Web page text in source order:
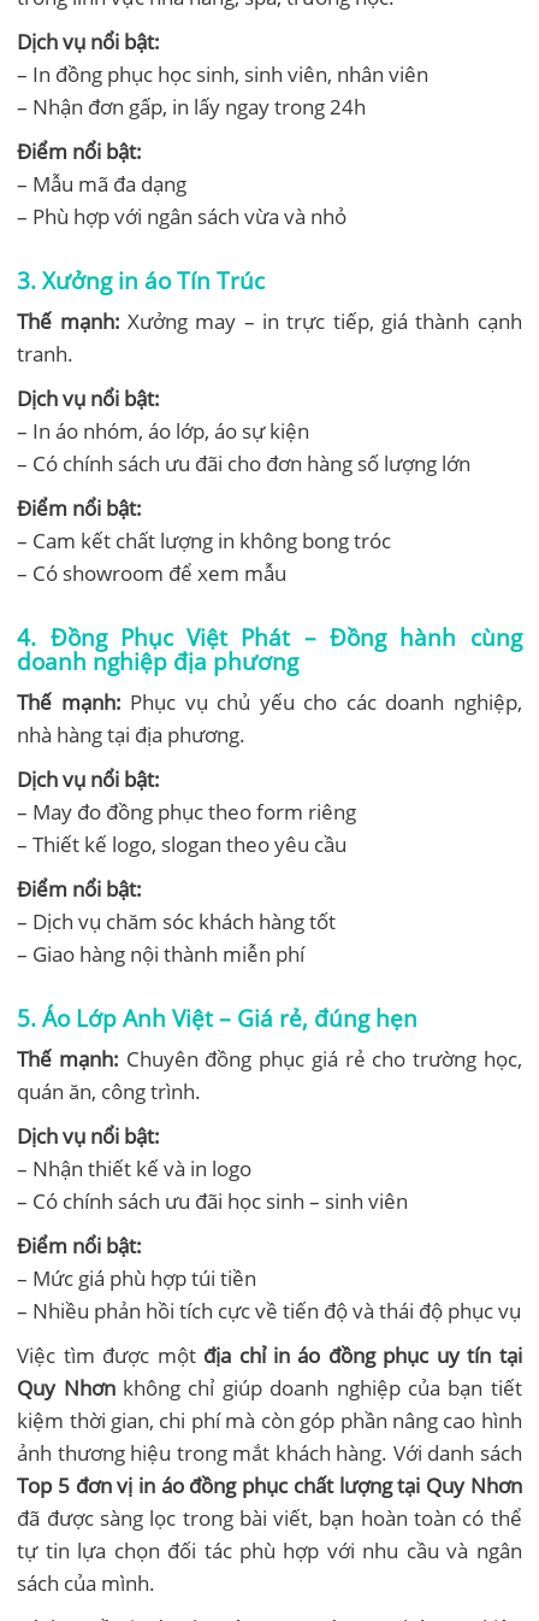
Dịch vụ nổi bật:
– In đồng phục học sinh, sinh viên, nhân viên
– Nhận đơn gấp, in lấy ngay trong 24h
Điểm nổi bật:
– Mẫu mã đa dạng
– Phù hợp với ngân sách vừa và nhỏ
3.Xưởng in áoTín Trúc
Thế mạnh: Xưởng may – in trực tiếp, giá thành cạnh
tranh.
Dịch vụ nổi bật:
– In áo nhóm, áo lớp, áo sự kiện
– Có chính sách ưu đãi cho đơn hàng số lượng lớn
Điểm nổi bật:
– Cam kết chất lượng in không bong tróc
– Có showroom để xem mẫu
4. Đồng Phục Việt Phát – Đồng hành cùng
doanh nghiệp địa phương
Thế mạnh: Phục vụ chủ yếu cho các doanh nghiệp,
nhà hàng tại địa phương.
Dịch vụ nổi bật:
– May đo đồng phục theo form riêng
– Thiết kế logo, slogan theo yêu cầu
Điểm nổi bật:
– Dịch vụ chăm sóc khách hàng tốt
– Giao hàng nội thành miễn phí
5.Áo Lớp Anh Việt – Giá rẻ, đúng hẹn
Thế mạnh: Chuyên đồng phục giá rẻ cho trường học,
quán ăn, công trình.
Dịch vụ nổi bật:
– Nhận thiết kế và in logo
– Có chính sách ưu đãi học sinh – sinh viên
Điểm nổi bật:
– Mức giá phù hợp túi tiền
– Nhiều phản hồi tích cực về tiến độ và thái độ phục vụ
Việc tìm được một địa chỉ in áo đồng phục uy tín tại
Quy Nhơnkhông chỉ giúp doanh nghiệp của bạn tiết
kiệm thời gian, chi phí mà còn góp phần nâng cao hình
ảnh thương hiệu trong mắt khách hàng. Với danh sách
Top 5 đơn vị in áo đồng phục chất lượng tại Quy Nhơn
đã được sàng lọc trong bài viết, bạn hoàn toàn có thể
tự tin lựa chọn đối tác phù hợp với nhu cầu và ngân
sách của mình.